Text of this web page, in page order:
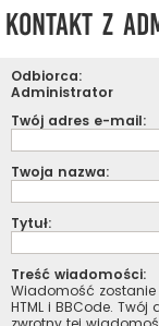
Kontakt z
Odbiorca:
Administrator
Twój adres e-mail:
Twoja nazwa:
Tytuł:
Treść wiadomości:
Wiadomość zostanie
HTML i BBCode.